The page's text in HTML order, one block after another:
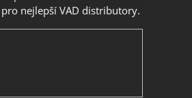
nejlepší VAD distributory.